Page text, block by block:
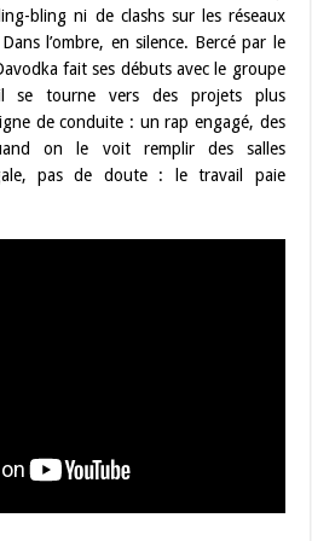
bling ni de clashs sur les réseaux
l’ombre, en silence. Bercé par le
fait ses débuts avec le groupe
se tourne vers des projets plus
de conduite : un rap engagé, des
on le voit remplir des salles
pas de doute : le travail paie